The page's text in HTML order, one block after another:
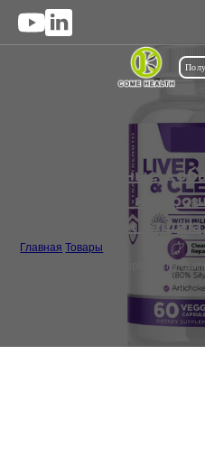
Жевательные
здоровья и
Иммунитет и защита
Главная /Товары
Private Label Bulk Supplements